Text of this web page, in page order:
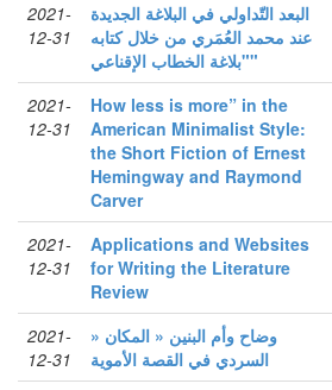
2021-
12-31
البعد التّداولي في البلاغة الجديدة
عند محمد العُمَري من خلال كتابه
"بلاغة الخطاب الإقناعي"
2021-
12-31
How less is more” in the
American Minimalist Style:
the Short Fiction of Ernest
Hemingway and Raymond
Carver
2021-
12-31
Applications and Websites
for Writing the Literature
Review
2021-
12-31
» وضاح وأم البنين « المكان
السردي في القصة الأموية